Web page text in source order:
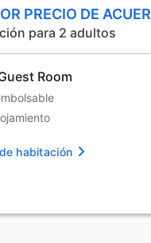
PRECIO DE
para 2 adultos
Room
habitación